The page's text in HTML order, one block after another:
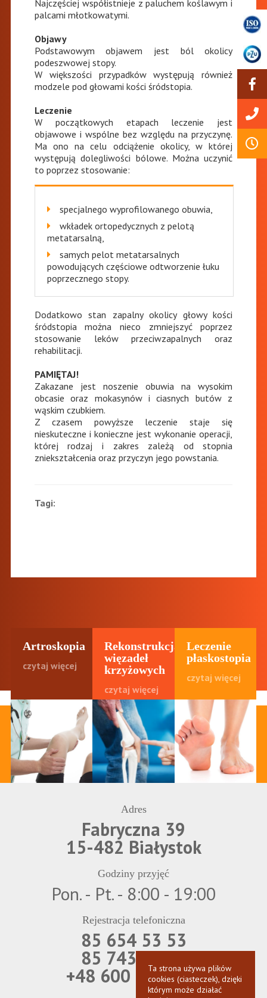
Najczęściej współistnieje z paluchem koślawym i
palcami młotkowatymi.
Objawy
Podstawowym objawem jest ból okolicy
podeszwowej stopy.
W większości przypadków występują również
modzele pod głowami kości śródstopia.
Leczenie
W początkowych etapach leczenie jest
objawowe i wspólne bez względu na przyczynę.
Ma ono na celu odciążenie okolicy, w której
występują dolegliwości bólowe. Można uczynić
to poprzez stosowanie:
specjalnego wyprofilowanego obuwia,
wkładek ortopedycznych z pelotą
metatarsalną,
samych pelot metatarsalnych
powodujących częściowe odtworzenie łuku
poprzecznego stopy.
Dodatkowo stan zapalny okolicy głowy kości
śródstopia można nieco zmniejszyć poprzez
stosowanie leków przeciwzapalnych oraz
rehabilitacji.
PAMIĘTAJ!
Zakazane jest noszenie obuwia na wysokim
obcasie oraz mokasynów i ciasnych butów z
wąskim czubkiem.
Z czasem powyższe leczenie staje się
nieskuteczne i konieczne jest wykonanie operacji,
której rodzaj i zakres zależą od stopnia
zniekształcenia oraz przyczyn jego powstania.
Tagi:
Artroskopia
czytaj więcej
Rekonstrukcja
więzadeł
krzyżowych
czytaj więcej
Leczenie
płaskostopia
czytaj więcej
Adres
Fabryczna 39
15-482 Białystok
Godziny przyjęć
Pon. - Pt. - 8:00 - 19:00
Rejestracja telefoniczna
85 654 53 53
85 743 69 21
+48 600 850 566
Ta strona używa plików
cookies (ciasteczek), dzięki
którym może działać